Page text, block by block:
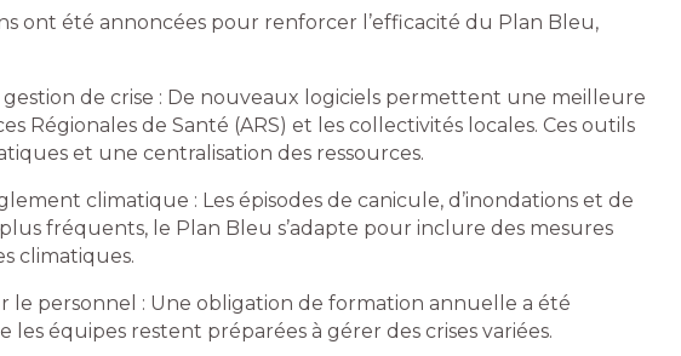
ont été annoncées pour renforcer l’efficacité du Plan Bleu,
gestion de crise : De nouveaux logiciels permettent une meilleure
Régionales de Santé (ARS) et les collectivités locales. Ces outils
et une centralisation des ressources.
climatique : Les épisodes de canicule, d’inondations et de
fréquents, le Plan Bleu s’adapte pour inclure des mesures
climatiques.
le personnel : Une obligation de formation annuelle a été
les équipes restent préparées à gérer des crises variées.